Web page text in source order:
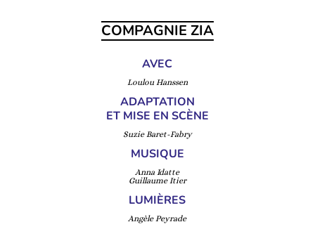
COMPAGNIE ZIA
AVEC
Loulou Hanssen
ADAPTATION
ET MISE EN SCÈNE
Suzie Baret-Fabry
MUSIQUE
Anna Idatte
Guillaume Itier
LUMIÈRES
Angèle Peyrade